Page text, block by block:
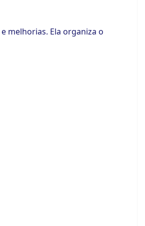
melhorias. Ela organiza o